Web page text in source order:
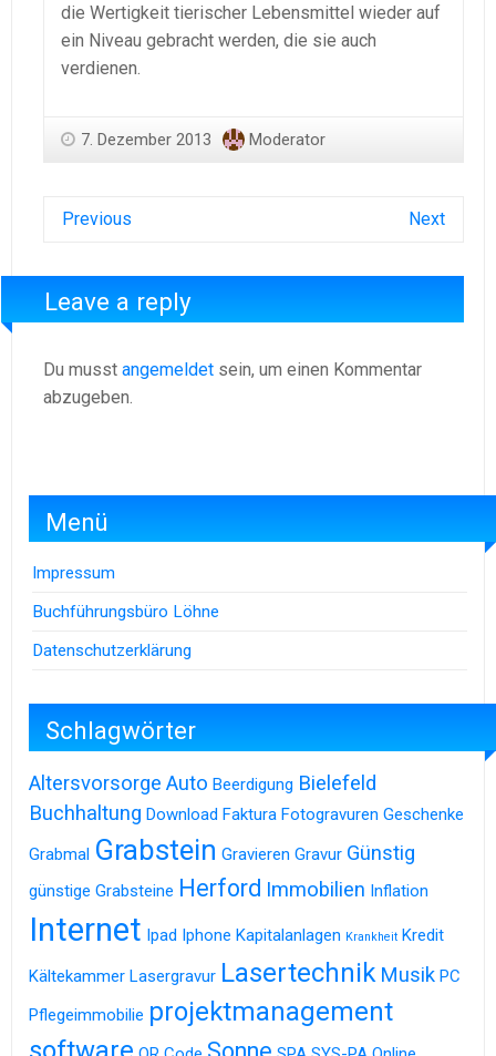
die Wertigkeit tierischer Lebensmittel wieder auf
ein Niveau gebracht werden, die sie auch
verdienen.
7. Dezember 2013 Moderator
Previous Next
Leave a reply
Du musst angemeldet sein, um einen Kommentar
abzugeben.
Menü
Impressum
Buchführungsbüro Löhne
Datenschutzerklärung
Schlagwörter
Altersvorsorge Auto Beerdigung Bielefeld
Buchhaltung Download Faktura Fotogravuren Geschenke
Grabmal Grabstein Gravieren Gravur Günstig
günstige Grabsteine Herford Immobilien Inflation
Internet Ipad Iphone Kapitalanlagen Krankheit Kredit
Kältekammer Lasergravur Lasertechnik Musik PC
Pflegeimmobilie projektmanagement